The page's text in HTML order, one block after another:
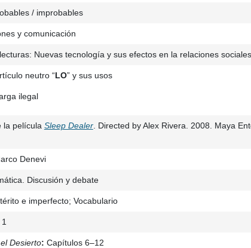
/ improbables
y comunicación
Nuevas tecnología y sus efectos en la relaciones
neutro “LO” y sus usos
ilegal
la película Sleep Dealer. Directed by Alex Rivera. 2008. Maya
Denevi
Discusión y debate
e imperfecto; Vocabulario
Desierto: Capítulos 6–12